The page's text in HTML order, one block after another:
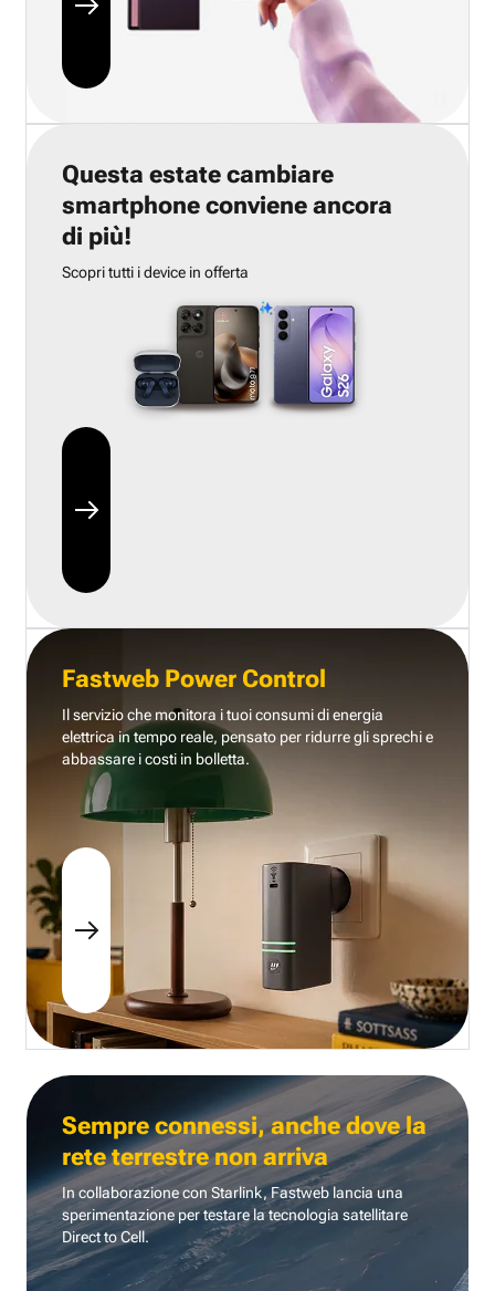
Questa estate cambiare
smartphone conviene ancora
di più!
Scopri tutti i device in offerta
Fastweb Power Control
Il servizio che monitora i tuoi consumi di energia
elettrica in tempo reale, pensato per ridurre gli sprechi e
abbassare i costi in bolletta.
Sempre connessi, anche dove la
rete terrestre non arriva
In collaborazione con Starlink, Fastweb lancia una
sperimentazione per testare la tecnologia satellitare
Direct to Cell.